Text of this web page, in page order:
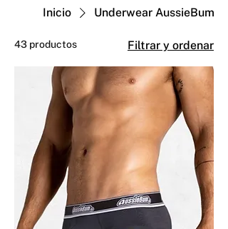
Inicio Underwear AussieBum
43 productos Filtrar y ordenar